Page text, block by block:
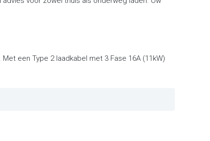
een Type 2 laadkabel met 3 Fase 16A (11kW)